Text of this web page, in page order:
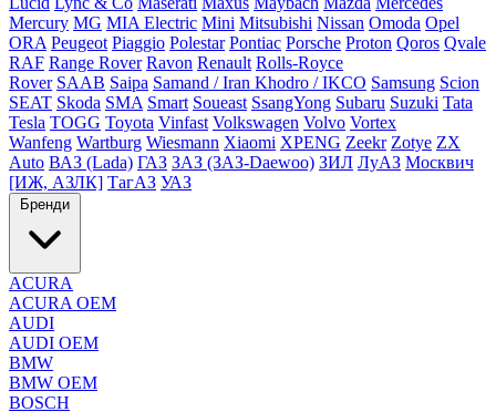
Mercury MG MIA Electric Mini Mitsubishi Nissan Omoda Opel
ORA Peugeot Piaggio Polestar Pontiac Porsche Proton Qoros Qvale
RAF Range Rover Ravon Renault Rolls-Royce
Rover SAAB Saipa Samand / Iran Khodro / IKCO Samsung Scion
SEAT Skoda SMA Smart Soueast SsangYong Subaru Suzuki Tata
Tesla TOGG Toyota Vinfast Volkswagen Volvo Vortex
Wanfeng Wartburg Wiesmann Xiaomi XPENG Zeekr Zotye ZX
Auto ВАЗ (Lada) ГАЗ ЗАЗ (ЗАЗ-Daewoo) ЗИЛ ЛуАЗ Москвич
[ИЖ, АЗЛК] ТагАЗ УАЗ
Бренди
ACURA
ACURA OEM
AUDI
AUDI OEM
BMW
BMW OEM
BOSCH